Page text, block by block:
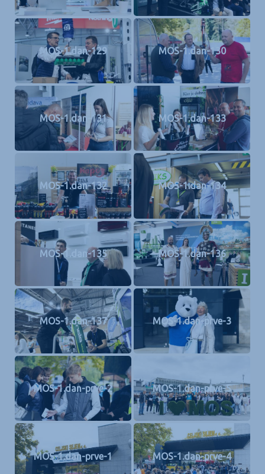
MOS-1.dan-129 MOS-1.dan-130
MOS-1.dan-131 MOS-1.dan-133
MOS-1.dan-132 MOS-1.dan-134
MOS-1.dan-135 MOS-1.dan-136
MOS-1.dan-137 MOS-1.dan-prve-3
MOS-1.dan-prve-2 MOS-1.dan-prve-5
MOS-1.dan-prve-1 MOS-1.dan-prve-4